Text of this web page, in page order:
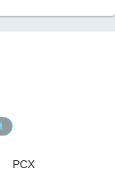
PCX